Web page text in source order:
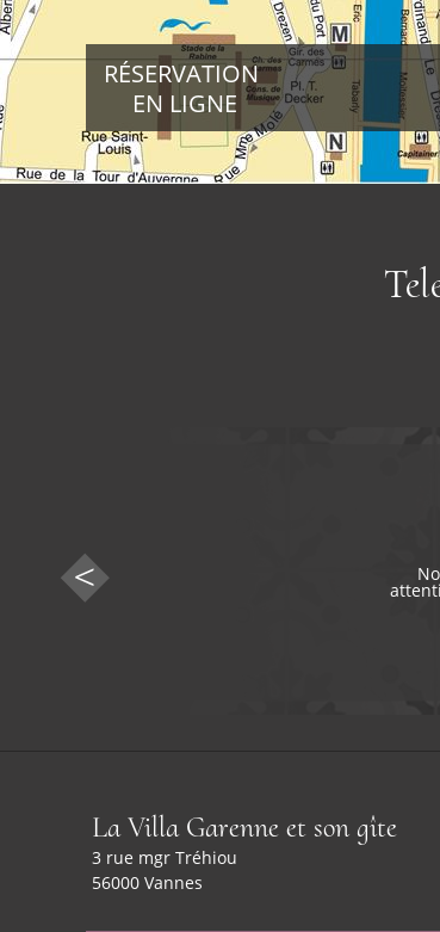
Actualités
Accès
Contact
RÉSERVATION
EN LIGNE
La Villa Garenne et son gîte
3 rue mgr Tréhiou
56000 Vannes